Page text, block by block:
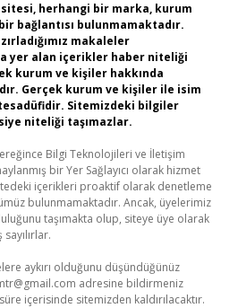
herhangi bir marka, kurum
bağlantısı bulunmamaktadır.
makaleler
yer alan içerikler haber niteliği
kurum ve kişiler hakkında
Gerçek kurum ve kişiler ile isim
Sitemizdeki bilgiler
niteliği taşımazlar.
Bilgi Teknolojileri ve İletişim
bir Yer Sağlayıcı olarak hizmet
içerikleri proaktif olarak denetleme
bulunmamaktadır. Ancak, üyelerimiz
taşımakta olup, siteye üye olarak
aykırı olduğunu düşündüğünüz
adresine bildirmeniz
içerisinde sitemizden kaldırılacaktır.